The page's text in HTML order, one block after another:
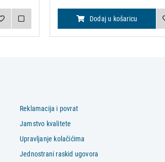
Dodaj u košaricu
Reklamacija i povrat
Jamstvo kvalitete
Upravljanje kolačićima
Jednostrani raskid ugovora